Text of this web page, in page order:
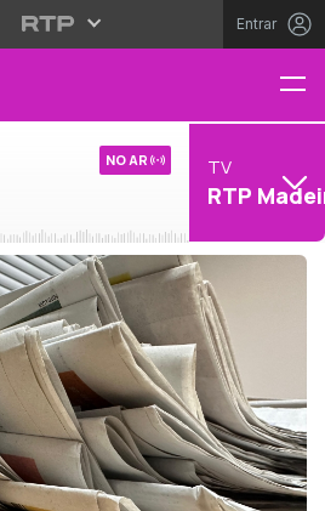
Entrar
NO AR TV
RTP